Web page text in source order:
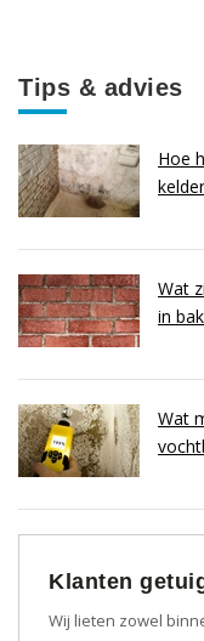
Tips & advies
Hoe
Wat
in
Wat
Klanten
Wij lieten zowel